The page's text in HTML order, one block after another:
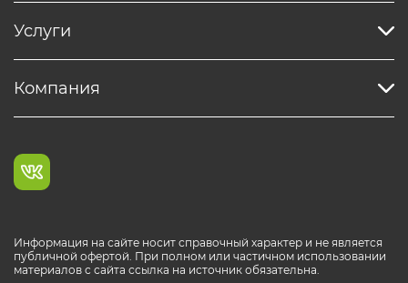
Услуги
Компания
Информация на сайте носит справочный характер и не является
публичной офертой. При полном или частичном использовании
материалов с сайта ссылка на источник обязательна.